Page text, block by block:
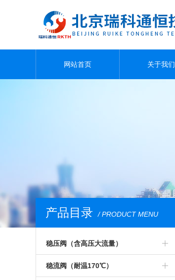
网站首页 关于我们
产品目录 / PRODUCT MENU
稳压阀（含高压大流量）
电子传感器稳压阀
稳流阀（耐温170℃）